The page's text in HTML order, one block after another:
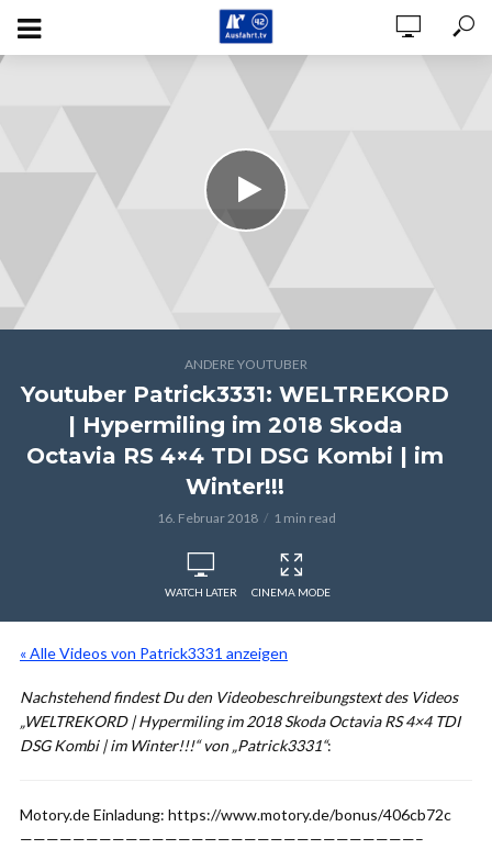
ANDERE YOUTUBER
Youtuber Patrick3331: WELTREKORD
| Hypermiling im 2018 Skoda
Octavia RS 4×4 TDI DSG Kombi | im
Winter!!!
16. Februar 2018 1 min read
WATCH LATER CINEMA MODE
« Alle Videos von Patrick3331 anzeigen
Nachstehend findest Du den Videobeschreibungstext des Videos
„WELTREKORD | Hypermiling im 2018 Skoda Octavia RS 4×4 TDI
DSG Kombi | im Winter!!!“ von „Patrick3331“:
Motory.de Einladung: https://www.motory.de/bonus/406cb72c
——————————————————————————————–